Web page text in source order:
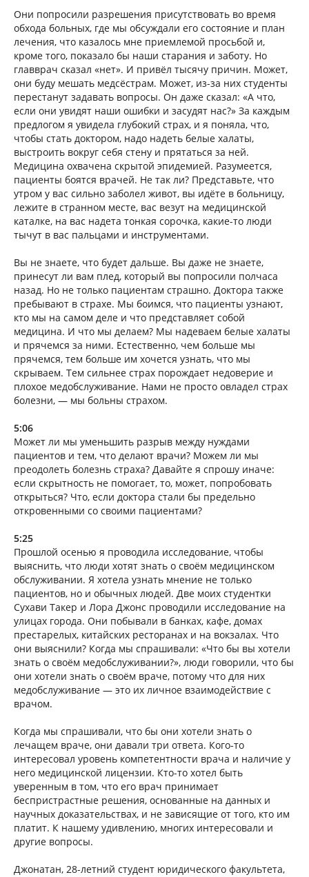
Они попросили разрешения присутствовать во время
обхода больных, где мы обсуждали его состояние и план
лечения, что казалось мне приемлемой просьбой и,
кроме того, показало бы наши старания и заботу. Но
главврач сказал «нет». И привёл тысячу причин. Может,
они буду мешать медсёстрам. Может, из-за них студенты
перестанут задавать вопросы. Он даже сказал: «А что,
если они увидят наши ошибки и засудят нас?» За каждым
предлогом я увидела глубокий страх, и я поняла, что,
чтобы стать доктором, надо надеть белые халаты,
выстроить вокруг себя стену и прятаться за ней.
Медицина охвачена скрытой эпидемией. Разумеется,
пациенты боятся врачей. Не так ли? Представьте, что
утром у вас сильно заболел живот, вы идёте в больницу,
лежите в странном месте, вас везут на медицинской
каталке, на вас надета тонкая сорочка, какие-то люди
тычут в вас пальцами и инструментами.
Вы не знаете, что будет дальше. Вы даже не знаете,
принесут ли вам плед, который вы попросили полчаса
назад. Но не только пациентам страшно. Доктора также
пребывают в страхе. Мы боимся, что пациенты узнают,
кто мы на самом деле и что представляет собой
медицина. И что мы делаем? Мы надеваем белые халаты
и прячемся за ними. Естественно, чем больше мы
прячемся, тем больше им хочется узнать, что мы
скрываем. Тем сильнее страх порождает недоверие и
плохое медобслуживание. Нами не просто овладел страх
болезни, — мы больны страхом.
5:06
Может ли мы уменьшить разрыв между нуждами
пациентов и тем, что делают врачи? Можем ли мы
преодолеть болезнь страха? Давайте я спрошу иначе:
если скрытность не помогает, то, может, попробовать
открыться? Что, если доктора стали бы предельно
откровенными со своими пациентами?
5:25
Прошлой осенью я проводила исследование, чтобы
выяснить, что люди хотят знать о своём медицинском
обслуживании. Я хотела узнать мнение не только
пациентов, но и обычных людей. Две моих студентки
Сухави Такер и Лора Джонс проводили исследование на
улицах города. Они побывали в банках, кафе, домах
престарелых, китайских ресторанах и на вокзалах. Что
они выяснили? Когда мы спрашивали: «Что бы вы хотели
знать о своём медобслуживании?», люди говорили, что бы
они хотели знать о своём враче, потому что для них
медобслуживание — это их личное взаимодействие с
врачом.
Когда мы спрашивали, что бы они хотели знать о
лечащем враче, они давали три ответа. Кого-то
интересовал уровень компетентности врача и наличие у
него медицинской лицензии. Кто-то хотел быть
уверенным в том, что его врач принимает
беспристрастные решения, основанные на данных и
научных доказательствах, и не зависящие от того, кто им
платит. К нашему удивлению, многих интересовали и
другие вопросы.
Джонатан, 28-летний студент юридического факультета,